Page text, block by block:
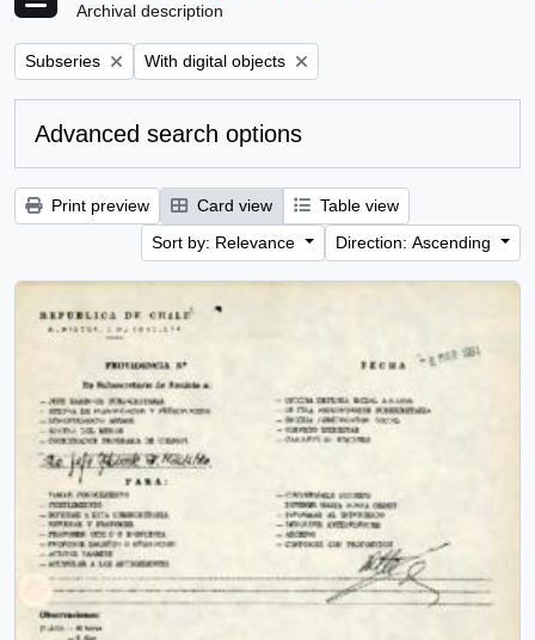
Archival description
Remove filter:
Subseries Remove filter:
With digital objects
Advanced search options
Print preview Card view
Table view
Sort by: Relevance
Direction: Ascending